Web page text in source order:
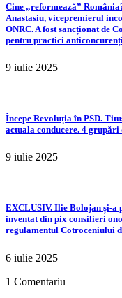
Cine „reformează”
Anastasiu, vicepremierul
ONRC. A fost sancționat de
pentru practici
9 iulie 2025
Începe Revoluția în PSD.
actuala conducere. 4 grupări
9 iulie 2025
EXCLUSIV. Ilie Bolojan și-a
inventat din pix consilieri
regulamentul Cotroceniului
6 iulie 2025
1 Comentariu